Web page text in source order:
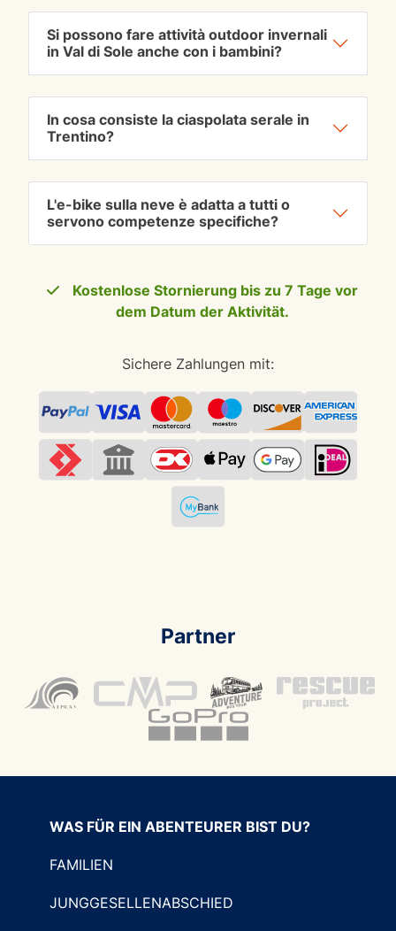
Si possono fare attività outdoor invernali
in Val di Sole anche con i bambini?
In cosa consiste la ciaspolata serale in
Trentino?
L'e-bike sulla neve è adatta a tutti o
servono competenze specifiche?
Kostenlose Stornierung bis zu 7 Tage vor
dem Datum der Aktivität.
Sichere Zahlungen mit:
Partner
WAS FÜR EIN ABENTEURER BIST DU?
FAMILIEN
JUNGGESELLENABSCHIED